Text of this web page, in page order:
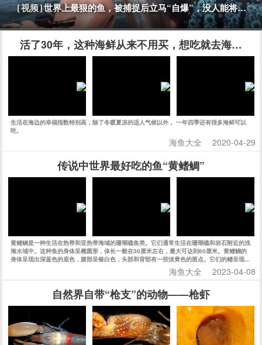
[视频]世界上最狠的鱼，被捕捉后立马“自爆”，没人能将它活
活了30年，这种海鲜从来不用买，想吃就去海边挖
生活在海边的幸福指数特别高，除了冬暖夏凉的适人气候以外， 一年四季还有很多海鲜可以
吃。
海鱼大全 2020-04-29
传说中世界最好吃的鱼“黄鳍鲷”
黄鳍鲷是一种生活在热带和亚热带海域的珊瑚礁鱼类。它们通常生活在珊瑚礁和岩石附近的浅
海水域中。这种鱼的身体呈椭圆形，体长一般在30厘米左右，最大可达到60厘米。黄鳍鲷的
身体呈现出深蓝色的底色，腹部呈银白色，头部和背部有一些淡黄色的斑点。它们的鳍呈现出
海鱼大全 2023-04-08
自然界自带“枪支”的动物——枪虾